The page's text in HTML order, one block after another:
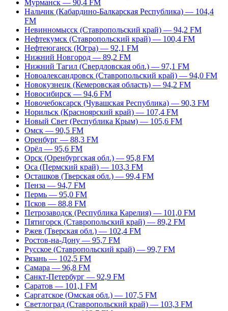
Мурманск — 90,4 FM
Нальчик (Кабардино-Балкарская Республика) — 104,4
FM
Невинномысск (Ставропольский край) — 94,2 FM
Нефтекумск (Ставропольский край) — 100,4 FM
Нефтеюганск (Югра) — 92,1 FM
Нижний Новгород — 89,2 FM
Нижний Тагил (Свердловская обл.) — 97,1 FM
Новоалександровск (Ставропольский край) — 94,0 FM
Новокузнецк (Кемеровская область) — 94,2 FM
Новосибирск — 94,6 FM
Новочебоксарск (Чувашская Республика) — 90,3 FM
Норильск (Красноярский край) — 107,4 FM
Новый Свет (Республика Крым) — 105,6 FM
Омск — 90,5 FM
Оренбург — 88,3 FM
Орёл — 95,6 FM
Орск (Оренбургская обл.) — 95,8 FM
Оса (Пермский край) — 103,3 FM
Осташков (Тверская обл.) — 99,4 FM
Пенза — 94,7 FM
Пермь — 95,0 FM
Псков — 88,8 FM
Петрозаводск (Республика Карелия) — 101,0 FM
Пятигорск (Ставропольский край) — 89,2 FM
Ржев (Тверская обл.) — 102,4 FM
Ростов-на-Дону — 95,7 FM
Русское (Ставропольский край) — 99,7 FM
Рязань — 102,5 FM
Самара — 96,8 FM
Санкт-Петербург — 92,9 FM
Саратов — 101,1 FM
Саргатское (Омская обл.) — 107,5 FM
Светлоград (Ставропольский край) — 103,3 FM